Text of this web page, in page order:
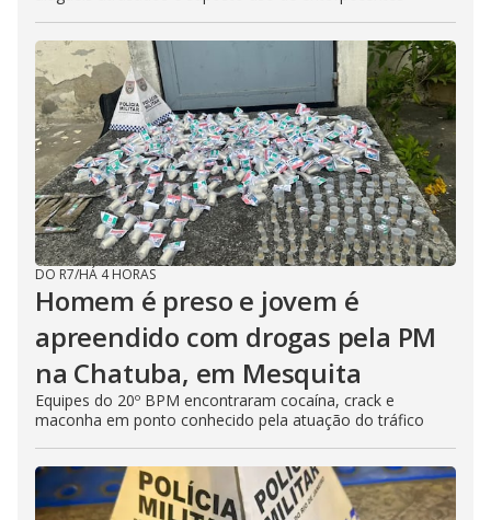
DO R7/HÁ 4 HORAS
Homem é preso e jovem é
apreendido com drogas pela PM
na Chatuba, em Mesquita
Equipes do 20º BPM encontraram cocaína, crack e
maconha em ponto conhecido pela atuação do tráfico